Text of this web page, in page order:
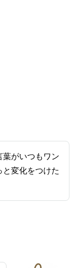
葉がいつもワン
変化をつけた